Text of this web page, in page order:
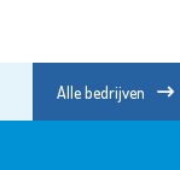
Alle bedrijven